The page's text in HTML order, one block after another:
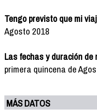
Tengo previsto que mi
Agosto 2018
Las fechas y duración de
primera quincena de
MÁS DATOS